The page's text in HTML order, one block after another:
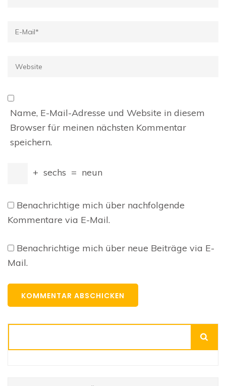
E-
Website
Name, E-Mail-Adresse und Website in diesem
Browser für meinen nächsten Kommentar
speichern.
+ sechs = neun
Benachrichtige mich über nachfolgende
Kommentare via E-Mail.
Benachrichtige mich über neue Beiträge via E-
Mail.